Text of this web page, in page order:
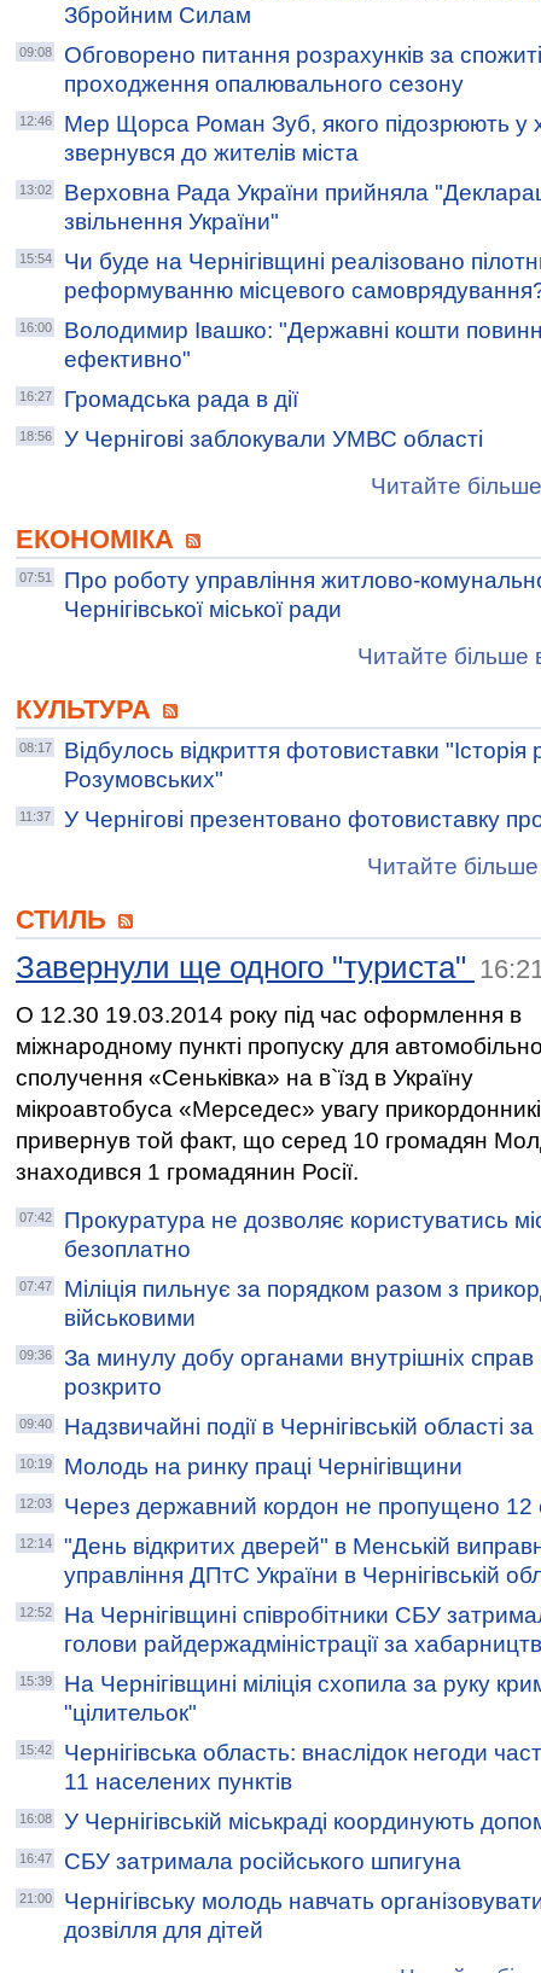
Збройним Силам
09:08
Обговорено питання розрахунків за
проходження опалювального сезону
12:46
Мер Щорса Роман Зуб, якого підозрюють у
звернувся до жителів міста
13:02
Верховна Рада України прийняла
звільнення України"
15:54
Чи буде на Чернігівщині реалізовано
реформуванню місцевого
16:00
Володимир Івашко: "Державні кошти
ефективно"
16:27 Громадська рада в дії
18:56
У Чернігові заблокували УМВС області
Читайте
ЕКОНОМІКА
07:51
Про роботу управління житлово-
Чернігівської міської ради
Читайте більше
КУЛЬТУРА
08:17
Відбулось відкриття фотовиставки "Історія
Розумовських"
11:37
У Чернігові презентовано фотовиставку
Читайте більше
СТИЛЬ
Завернули ще одного "туриста"
О 12.30 19.03.2014 року під час оформлення в
міжнародному пункті пропуску для
сполучення «Сеньківка» на в`їзд в Україну
мікроавтобуса «Мерседес» увагу
привернув той факт, що серед 10 громадян
знаходився 1 громадянин Росії.
07:42
Прокуратура не дозволяє користуватись
безоплатно
07:47
Міліція пильнує за порядком разом з
військовими
09:36
За минулу добу органами внутрішніх справ
розкрито
09:40 Надзвичайні події в Чернігівській області
10:19 Молодь на ринку праці Чернігівщини
12:03 Через державний кордон не пропущено 12
12:14
"День відкритих дверей" в Менській
управління ДПтС України в Чернігівській
12:52
На Чернігівщині співробітники СБУ
голови райдержадміністрації за
15:39
На Чернігівщині міліція схопила за руку
"цілительок"
15:42
Чернігівська область: внаслідок негоди
11 населених пунктів
16:08 У Чернігівській міськраді координують
16:47 СБУ затримала російського шпигуна
21:00
Чернігівську молодь навчать
дозвілля для дітей